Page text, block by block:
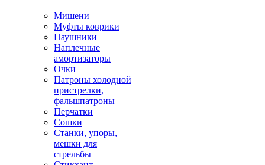
Мишени
Муфты коврики
Наушники
Наплечные
амортизаторы
Очки
Патроны холодной
пристрелки,
фальшпатроны
Перчатки
Сошки
Станки, упоры,
мешки для
стрельбы